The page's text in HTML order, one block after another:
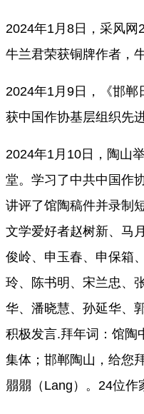
2024年1月8日，采风网
牛兰君荣获铜牌作者，
2024年1月9日，《邯郸
获中国作协基层组织先
2024年1月10日，陶山
堂。学习了中共中国作
讲评了馆陶稿件并录制
文学爱好者赵树新、马
俊岭、申玉春、申保箱
玲、陈书明、宋兰忠、
华、潘晓慧、孙延华、
积极发言.拜年词：馆陶
集体；邯郸陶山，给您
朤朤（Lang）。24位作